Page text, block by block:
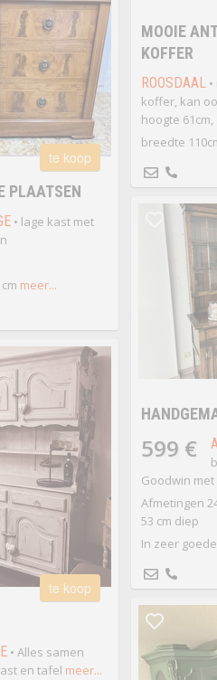
MOOIE
KOFFER
ROOSDAAL•
koffer, kan
hoogte 61cm,
breedte
te koop
PLAATSEN
• lage kast met
meer...
599 €
Goodwin
Afmetingen
53 cm diep
In zeer
te koop
• Alles samen
en tafel meer...